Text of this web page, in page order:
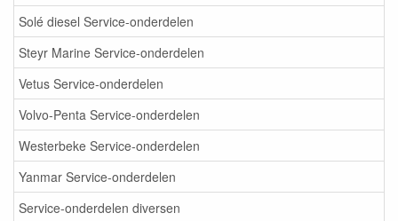
Solé diesel Service-onderdelen
Steyr Marine Service-onderdelen
Vetus Service-onderdelen
Volvo-Penta Service-onderdelen
Westerbeke Service-onderdelen
Yanmar Service-onderdelen
Service-onderdelen diversen